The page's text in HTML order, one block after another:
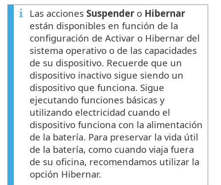
Las acciones Suspender o Hibernar
están disponibles en función de la
configuración de Activar o Hibernar del
sistema operativo o de las capacidades
de su dispositivo. Recuerde que un
dispositivo inactivo sigue siendo un
dispositivo que funciona. Sigue
ejecutando funciones básicas y
utilizando electricidad cuando el
dispositivo funciona con la alimentación
de la batería. Para preservar la vida útil
de la batería, como cuando viaja fuera
de su oficina, recomendamos utilizar la
opción Hibernar.